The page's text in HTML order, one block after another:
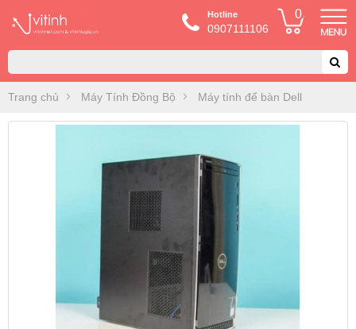
Hotline
0907111106
0
Trang chủ Máy Tính Đồng Bộ Máy tính để bàn Dell